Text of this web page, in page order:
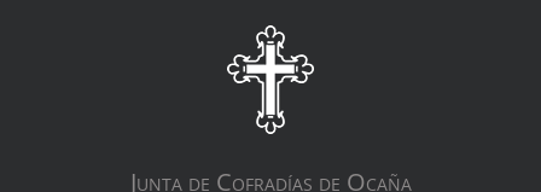
Junta de Cofradías de Ocaña